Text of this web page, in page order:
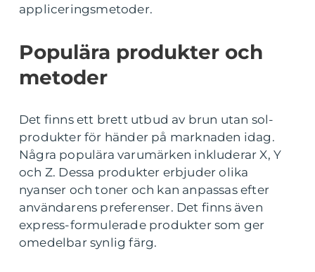
appliceringsmetoder.
Populära produkter och
metoder
Det finns ett brett utbud av brun utan sol-
produkter för händer på marknaden idag.
Några populära varumärken inkluderar X, Y
och Z. Dessa produkter erbjuder olika
nyanser och toner och kan anpassas efter
användarens preferenser. Det finns även
express-formulerade produkter som ger
omedelbar synlig färg.